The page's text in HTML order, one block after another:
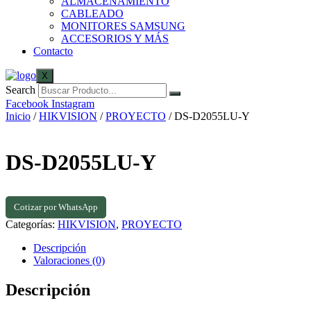
CABLEADO
MONITORES SAMSUNG
ACCESORIOS Y MÁS
Contacto
X
Search
Facebook Instagram
Inicio /HIKVISION /PROYECTO / DS-D2055LU-Y
DS-D2055LU-Y
Cotizar por WhatsApp
Categorías: HIKVISION, PROYECTO
Descripción
Valoraciones (0)
Descripción